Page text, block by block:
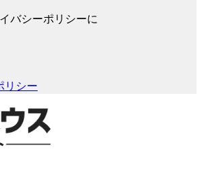
バシーポリシーに
リシー